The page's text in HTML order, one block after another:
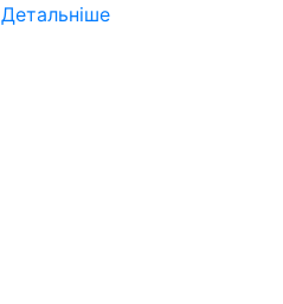
Детальніше